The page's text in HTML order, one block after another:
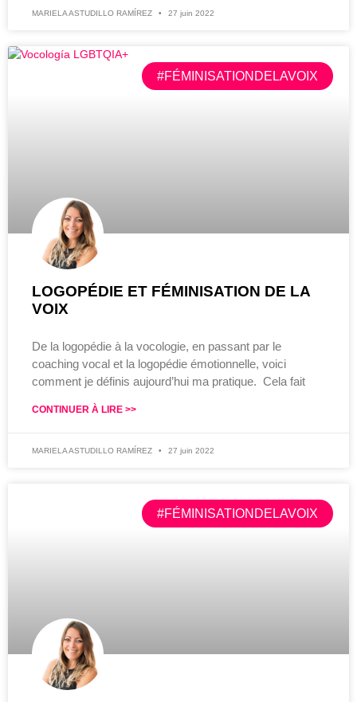
MARIELA ASTUDILLO RAMÍREZ 27 juin 2022
#FÉMINISATIONDELAVOIX
LOGOPÉDIE ET FÉMINISATION DE LA
VOIX
De la logopédie à la vocologie, en passant par le
coaching vocal et la logopédie émotionnelle, voici
comment je définis aujourd’hui ma pratique. Cela fait
CONTINUER À LIRE >>
MARIELA ASTUDILLO RAMÍREZ 27 juin 2022
#FÉMINISATIONDELAVOIX